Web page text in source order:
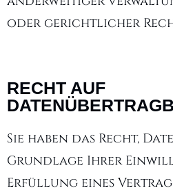
oder gerichtlicher
RECHT AUF
Sie haben das Recht,
Grundlage Ihrer
Erfüllung eines